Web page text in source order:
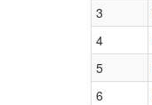
3
4
5
6